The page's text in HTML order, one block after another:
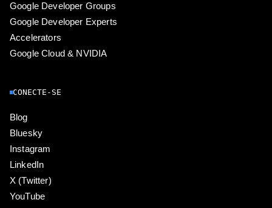
Google Developer Groups
Google Developer Experts
Accelerators
Google Cloud & NVIDIA
CONECTE-SE
Blog
Bluesky
Instagram
LinkedIn
X (Twitter)
YouTube